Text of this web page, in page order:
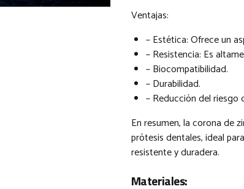
Ventajas:
– Estética: Ofrece un
– Resistencia: Es
– Biocompatibilidad.
– Durabilidad.
– Reducción del riesgo
En resumen, la corona de
prótesis dentales, ideal
resistente y duradera.
Materiales: